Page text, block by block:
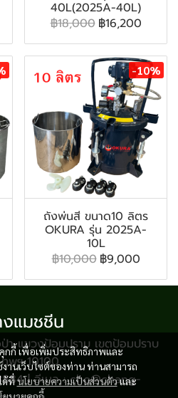
40L(2025A-40L)
฿18,000 ฿16,200
-10%
ถังพ่นสี ขนาด10 ลิตร
OKURA รุ่น 2025A-
10L
฿10,000 ฿9,000
กกี้ เพื่อเพิ่มประสิทธิภาพและ
านเว็บไซต์ของท่าน ท่านสามารถ
ด้ที่นโยบายความเป็นส่วนตัวและ
งแมชชีน
แขวงป้อมปราบ เขตป้อมปราบ
ทพฯ 10100
| อีเมล : cho@chang-